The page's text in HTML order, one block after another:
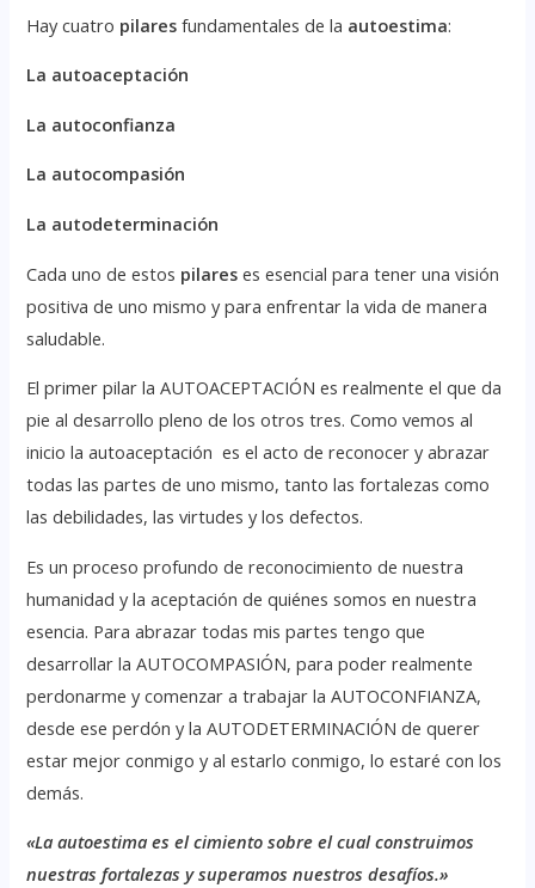
Hay cuatro pilares fundamentales de la autoestima:
La autoaceptación
La autoconfianza
La autocompasión
La autodeterminación
Cada uno de estos pilares es esencial para tener una visión
positiva de uno mismo y para enfrentar la vida de manera
saludable.
El primer pilar la AUTOACEPTACIÓN es realmente el que da
pie al desarrollo pleno de los otros tres. Como vemos al
inicio la autoaceptación es el acto de reconocer y abrazar
todas las partes de uno mismo, tanto las fortalezas como
las debilidades, las virtudes y los defectos.
Es un proceso profundo de reconocimiento de nuestra
humanidad y la aceptación de quiénes somos en nuestra
esencia. Para abrazar todas mis partes tengo que
desarrollar la AUTOCOMPASIÓN, para poder realmente
perdonarme y comenzar a trabajar la AUTOCONFIANZA,
desde ese perdón y la AUTODETERMINACIÓN de querer
estar mejor conmigo y al estarlo conmigo, lo estaré con los
demás.
«La autoestima es el cimiento sobre el cual construimos
nuestras fortalezas y superamos nuestros desafíos.»